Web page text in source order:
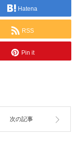
Hatena
RSS
Pin it
次の記事